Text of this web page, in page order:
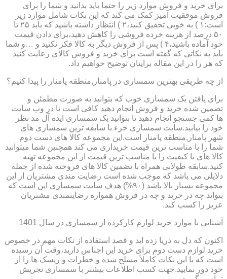
برای خرید و فروش موارد زیر را حتما باید بدانید و شما را برای
فروش موفقیت آمیز کمک می کند که این نکات شامل موارد زیر
است:۱ ) به خوبی تحقیق کنید،۲ ) انتظار داشته باشید که باید ۲۵ تا
۵۰ درصد از هزینه خرده فروشی را کاهش دهید،برای دادن قیمت
خود آماده باشید،۴ ) پس از فروش دیگر به کالا فکر نکنید و …و شما
باید به نکاتی که گفته است برای خرید و فروش کالای رعایت کنید
که هر را در این مقاله برایتان توضیح خواهیم داد.
از چه طریقی بهترین سمساری در پامنار,منطقه پامنار را پیدا کنیم؟
برای یافتن یک سمساری خوب که بتوانید به صورت مطمئن و
تضمین شده خرید و فروش انجام دهید کافی است تا در وب سایت
ها کمی جستجو انجام دهید تا بتوانید یک سمساری ایده آل مد نظر
خود را بیابید.سایت سمساری جزء با سابقه ترین سمساری های
شهر پامنار,منطقه پامنار است.این مجموعه کالا های دست دوم
شما را با مناسب ترین قیمت خریداری می کند همچنین شما میتوانید
کالا های با کیفیت را با مناسب ترین قیمت از این مجموعه تهیه
کنید.سابقه طولانی همراه با تضمین کالا های فروخته شده از جمله
دلایلی می باشد که موجب شده است رضایت مندی مشتریان از این
مجموعه بسیار بالا باشد (۹۰%) هدف سایت سمساری این است که
بتواند چه در خرید و چه در فروش همواره رضایتمندی مشتریان
عزیز را کسب کند.
آشنایی با موارد خرید لوازم کارکرده از سمساری در سال 1401
اکنون که دل به دریا زده اید و قصد استفاده از نکات مهم در خصوص
خرید لوازم دست دوم برای خرید این اجناس دارید،وقت آن رسیده
است که با این نکات کاملاً مسلح شده و خطرات و ریسک ها را از
خود دور نمایید.جهت کسب اطلاعات بیشتر با سمساری تجریش